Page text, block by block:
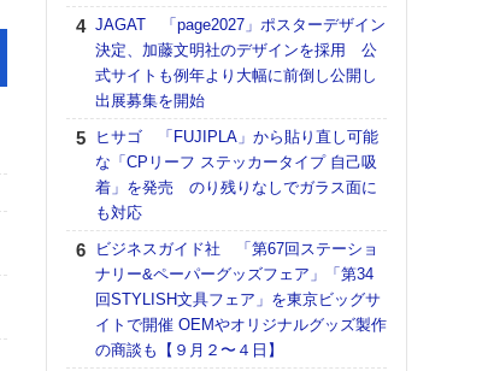
JAGAT 「page2027」ポスターデザイン
決定、加藤文明社のデザインを採用 公
式サイトも例年より大幅に前倒し公開し
出展募集を開始
ヒサゴ 「FUJIPLA」から貼り直し可能
な「CPリーフ ステッカータイプ 自己吸
着」を発売 のり残りなしでガラス面に
も対応
ビジネスガイド社 「第67回ステーショ
ナリー&ペーパーグッズフェア」「第34
回STYLISH文具フェア」を東京ビッグサ
イトで開催 OEMやオリジナルグッズ製作
の商談も【９月２〜４日】